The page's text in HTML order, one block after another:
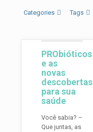
Categories Tags
PRObióticos
e as
novas
descobertas
para sua
saúde
Você sabia? –
Que juntas, as